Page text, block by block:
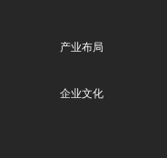
产业布局
企业文化